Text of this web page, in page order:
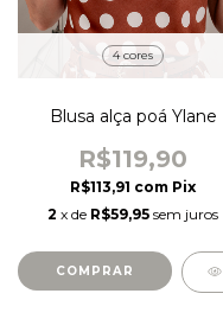
4 cores
Blusa alça poá Ylane
R$119,90
R$113,91 com Pix
2 x de R$59,95 sem juros
COMPRAR